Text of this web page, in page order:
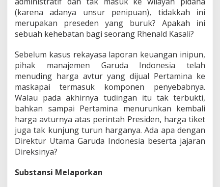
(karena adanya unsur penipuan), tidakkah ini
merupakan preseden yang buruk? Apakah ini
sebuah kehebatan bagi seorang Rhenald Kasali?
Sebelum kasus rekayasa laporan keuangan inipun,
pihak manajemen Garuda Indonesia telah
menuding harga avtur yang dijual Pertamina ke
maskapai termasuk komponen penyebabnya.
Walau pada akhirnya tudingan itu tak terbukti,
bahkan sampai Pertamina menurunkan kembali
harga avturnya atas perintah Presiden, harga tiket
juga tak kunjung turun harganya. Ada apa dengan
Direktur Utama Garuda Indonesia beserta jajaran
Direksinya?
Substansi Melaporkan